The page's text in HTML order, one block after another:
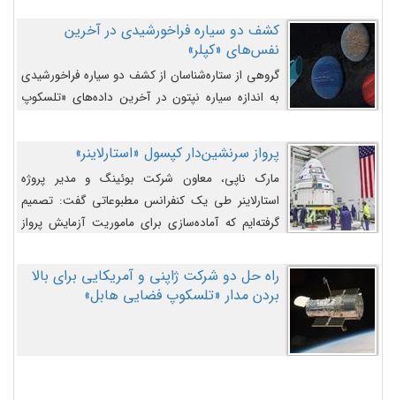
کشف دو سیاره فراخورشیدی در آخرین
نفس‌های «کپلر»
گروهی از ستاره‌شناسان از کشف دو سیاره فراخورشیدی
به اندازه سیاره نپتون در آخرین داده‌های «تلسکوپ
پرواز سرنشین‌دار کپسول «استارلاینر»
مارک ناپی، معاون شرکت بوئینگ و مدیر پروژه
استارلاینر طی یک کنفرانس مطبوعاتی گفت: تصمیم
گرفته‌ایم که آماده‌سازی برای ماموریت آزمایش پرواز
اصلاح کنیم.
راه حل دو شرکت ژاپنی و آمریکایی برای بالا
بردن مدار «تلسکوپ فضایی هابل»